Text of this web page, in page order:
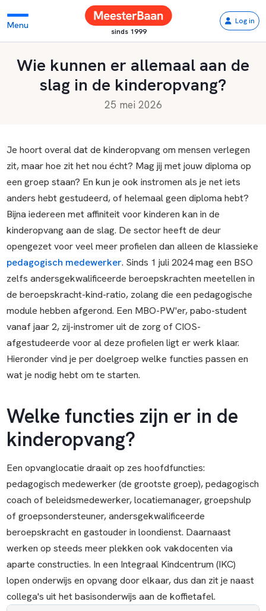
Menu
sinds 1999
Log in
Wie kunnen er allemaal aan de
slag in de kinderopvang?
25 mei 2026
Je hoort overal dat de kinderopvang om mensen verlegen
zit, maar hoe zit het nou écht? Mag jij met jouw diploma op
een groep staan? En kun je ook instromen als je net iets
anders hebt gestudeerd, of helemaal geen diploma hebt?
Bijna iedereen met affiniteit voor kinderen kan in de
kinderopvang aan de slag. De sector heeft de deur
opengezet voor veel meer profielen dan alleen de klassieke
pedagogisch medewerker. Sinds 1 juli 2024 mag een BSO
zelfs andersgekwalificeerde beroepskrachten meetellen in
de beroepskracht-kind-ratio, zolang die een pedagogische
module hebben afgerond. Een MBO-PW'er, pabo-student
vanaf jaar 2, zij-instromer uit de zorg of CIOS-
afgestudeerde voor al deze profielen ligt er werk klaar.
Hieronder vind je per doelgroep welke functies passen en
wat je nodig hebt om te starten.
Welke functies zijn er in de
kinderopvang?
Een opvanglocatie draait op zes hoofdfuncties:
pedagogisch medewerker (de grootste groep), pedagogisch
coach of beleidsmedewerker, locatiemanager, groepshulp
of groepsondersteuner, andersgekwalificeerde
beroepskracht en gastouder in loondienst. Daarnaast
werken op steeds meer plekken ook vakdocenten via
aparte constructies. In een Integraal Kindcentrum (IKC)
lopen onderwijs en opvang door elkaar, dus dan zit je naast
collega's uit het basisonderwijs aan de koffietafel.